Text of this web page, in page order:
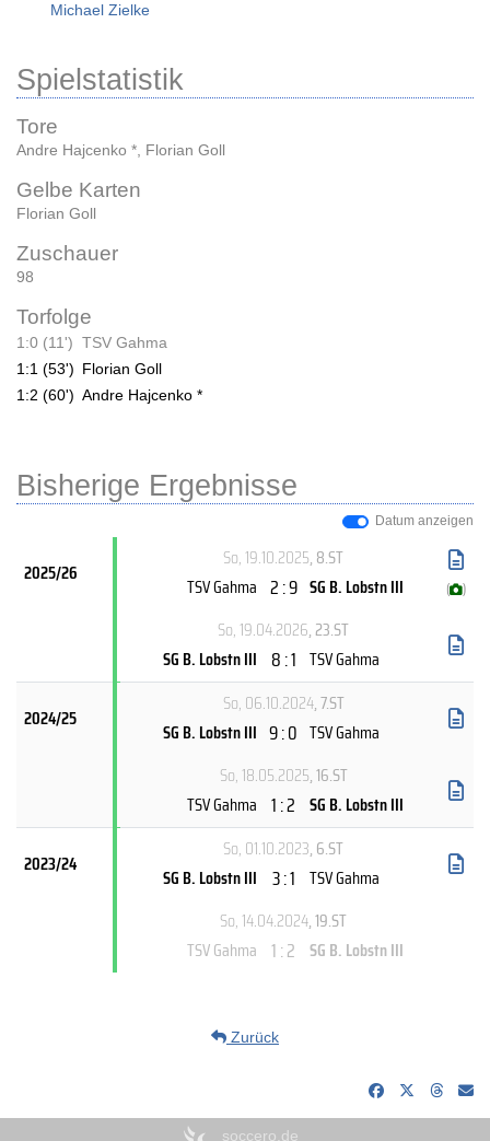
Michael Zielke
Spielstatistik
Tore
Andre Hajcenko * Florian Goll
Gelbe Karten
Florian Goll
Zuschauer
98
Torfolge
1:0 (11') TSV Gahma
1:1 (53') Florian Goll
1:2 (60') Andre Hajcenko *
Bisherige Ergebnisse
Datum anzeigen
2025/26
So, 19.10.2025, 8.ST
TSV Gahma 2 : 9 SG B. Lobstn III ( )
So, 19.04.2026, 23.ST
SG B. Lobstn III 8 : 1 TSV Gahma
2024/25
So, 06.10.2024, 7.ST
SG B. Lobstn III 9 : 0 TSV Gahma
So, 18.05.2025, 16.ST
TSV Gahma 1 : 2 SG B. Lobstn III
2023/24
So, 01.10.2023, 6.ST
SG B. Lobstn III 3 : 1 TSV Gahma
So, 14.04.2024, 19.ST
TSV Gahma 1 : 2 SG B. Lobstn III
Zurück
soccero.de